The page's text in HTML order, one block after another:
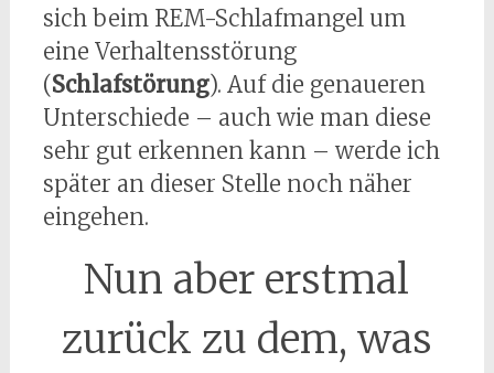
sich beim REM-Schlafmangel um
eine Verhaltensstörung
(Schlafstörung). Auf die genaueren
Unterschiede – auch wie man diese
sehr gut erkennen kann – werde ich
später an dieser Stelle noch näher
eingehen.
Nun aber erstmal
zurück zu dem, was